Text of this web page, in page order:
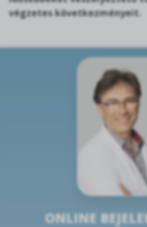
végzetes következményeit.
ONLINE